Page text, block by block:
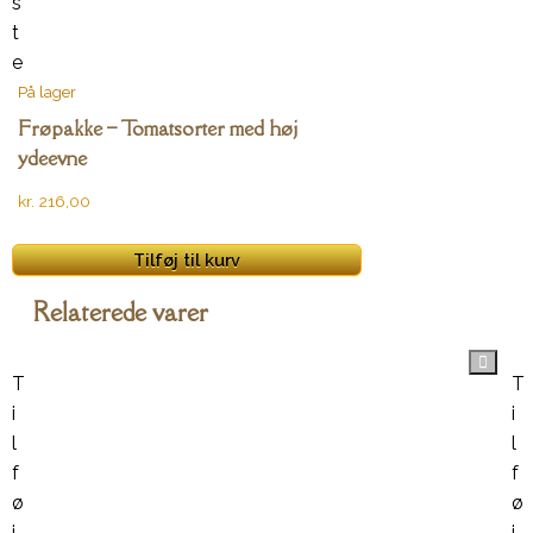
t
e
På lager
Frøpakke – Tomatsorter med høj
ydeevne
kr. 216,00
Tilføj til kurv
Relaterede varer
T
i
l
f
ø
T
i
l
f
ø